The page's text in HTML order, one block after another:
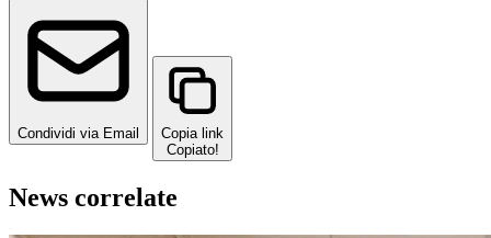
Condividi via Email
Copia link
Copiato!
News correlate